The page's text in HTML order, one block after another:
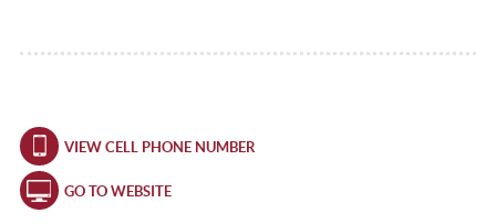
VIEW CELL PHONE NUMBER
GO TO WEBSITE